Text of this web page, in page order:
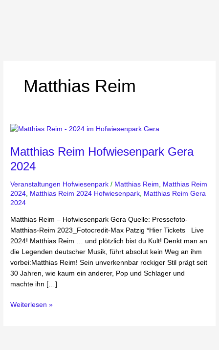
Matthias Reim
Matthias Reim Hofwiesenpark Gera
2024
Veranstaltungen Hofwiesenpark / Matthias Reim, Matthias Reim
2024, Matthias Reim 2024 Hofwiesenpark, Matthias Reim Gera
2024
Matthias Reim – Hofwiesenpark Gera Quelle: Pressefoto-
Matthias-Reim 2023_Fotocredit-Max Patzig *Hier Tickets Live
2024! Matthias Reim … und plötzlich bist du Kult! Denkt man an
die Legenden deutscher Musik, führt absolut kein Weg an ihm
vorbei:Matthias Reim! Sein unverkennbar rockiger Stil prägt seit
30 Jahren, wie kaum ein anderer, Pop und Schlager und
machte ihn […]
Matthias
Hofwiesenpark
Gera
2024
Weiterlesen »